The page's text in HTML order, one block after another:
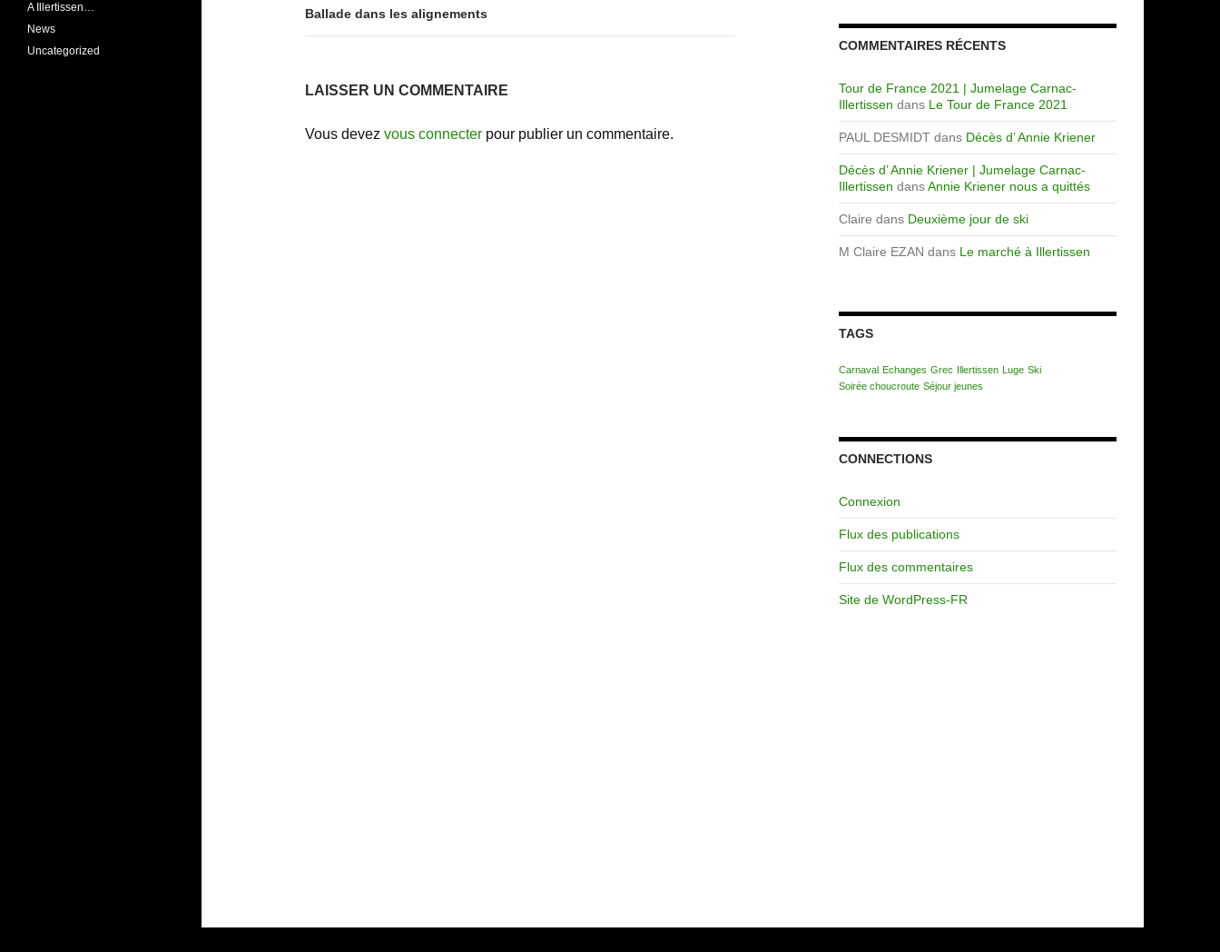
Ballade dans les alignements
LAISSER UN COMMENTAIRE
Vous devez vous connecter pour publier un commentaire.
COMMENTAIRES RÉCENTS
Tour de France 2021 | Jumelage Carnac-
Illertissen dans Le Tour de France 2021
PAUL DESMIDT dans Décès d’ Annie Kriener
Décès d’ Annie Kriener | Jumelage Carnac-
Illertissen dansAnnie Kriener nous a quittés
Claire dans Deuxième jour de ski
M Claire EZAN dans Le marché à Illertissen
TAGS
Carnaval Echanges Grec Illertissen Luge Ski
Soirée choucroute Séjour jeunes
CONNECTIONS
Connexion
Flux des publications
Flux des commentaires
Site de WordPress-FR
A Illertissen…
News
Uncategorized